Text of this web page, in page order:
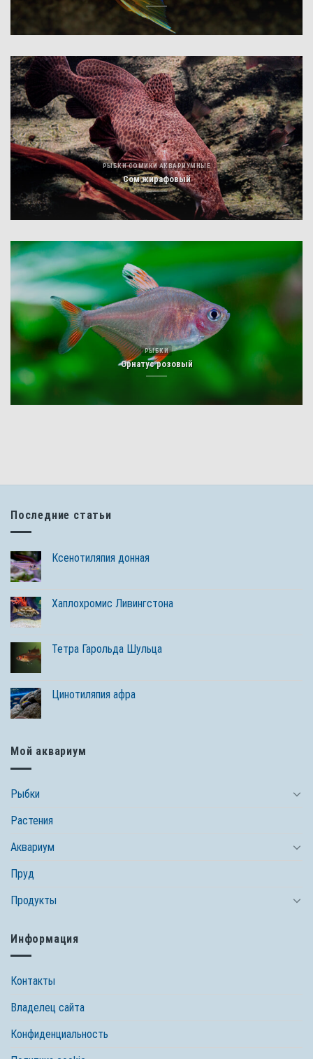
РЫБКИ СОМИКИ АКВАРИУМНЫЕ
Сом жирафовый
РЫБКИ
Орнатус розовый
Последние статьи
Ксенотиляпия донная
Хаплохромис Ливингстона
Тетра Гарольда Шульца
Цинотиляпия афра
Мой аквариум
Рыбки
Растения
Аквариум
Пруд
Продукты
Информация
Контакты
Владелец сайта
Конфиденциальность